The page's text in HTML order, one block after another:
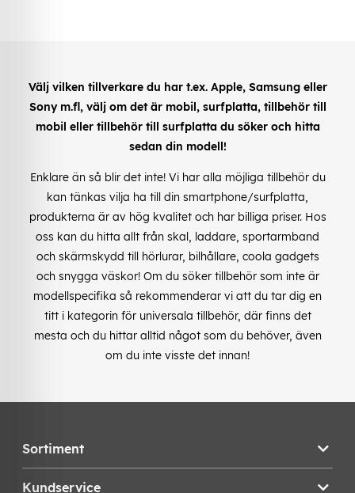
Välj vilken tillverkare du har t.ex. Apple, Samsung eller
Sony m.fl, välj om det är mobil, surfplatta, tillbehör till
mobil eller tillbehör till surfplatta du söker och hitta
sedan din modell!
Enklare än så blir det inte! Vi har alla möjliga tillbehör du
kan tänkas vilja ha till din smartphone/surfplatta,
produkterna är av hög kvalitet och har billiga priser. Hos
oss kan du hitta allt från skal, laddare, sportarmband
och skärmskydd till hörlurar, bilhållare, coola gadgets
och snygga väskor! Om du söker tillbehör som inte är
modellspecifika så rekommenderar vi att du tar dig en
titt i kategorin för universala tillbehör, där finns det
mesta och du hittar alltid något som du behöver, även
om du inte visste det innan!
Sortiment
Kundservice